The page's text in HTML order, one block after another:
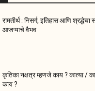
रामतीर्थ : निसर्ग, इतिहास आणि
आजऱ्याचे वैभव
कृतिका नक्षत्र म्हणजे काय ? कात्या /
काय ?